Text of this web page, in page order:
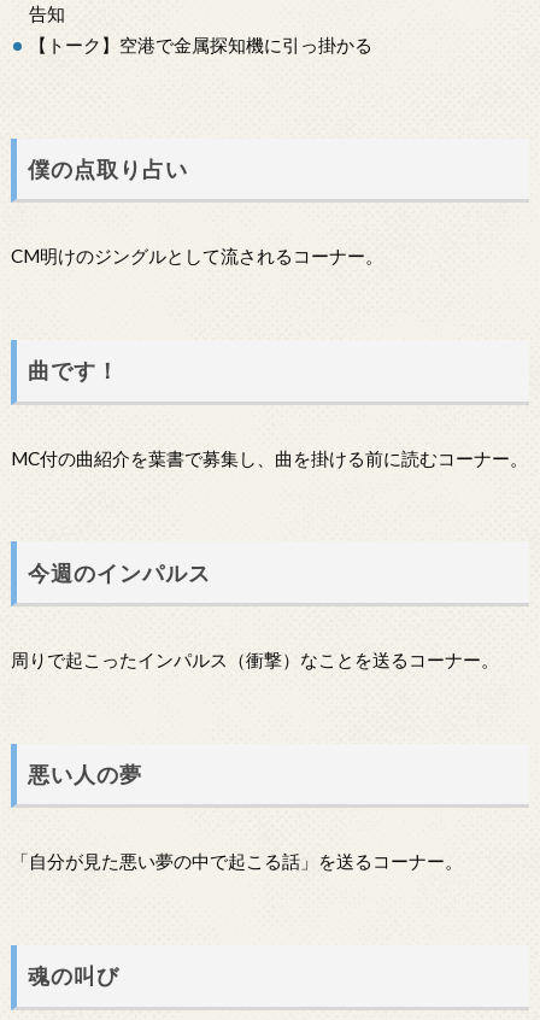
告知
【トーク】空港で金属探知機に引っ掛かる
僕の点取り占い
CM明けのジングルとして流されるコーナー。
曲です！
MC付の曲紹介を葉書で募集し、曲を掛ける前に読むコーナー。
今週のインパルス
周りで起こったインパルス（衝撃）なことを送るコーナー。
悪い人の夢
「自分が見た悪い夢の中で起こる話」を送るコーナー。
魂の叫び